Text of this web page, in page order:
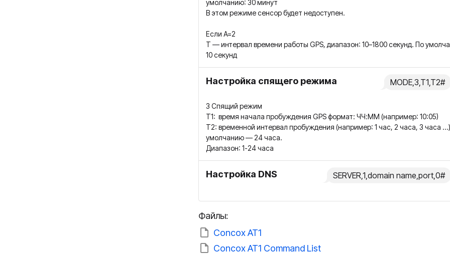
умолчанию: 30 минут
В этом режиме сенсор будет недоступен.
Если A=2
T — интервал времени работы GPS, диапазон: 10–1800 секунд. По
10 секунд
Настройка спящего режима MODE,3,T1,T2#
3 Спящий режим
T1: время начала пробуждения GPS формат: ЧЧ:ММ (например: 10:05)
T2: временной интервал пробуждения (например: 1 час, 2 часа, 3 часа
умолчанию — 24 часа.
Диапазон: 1-24 часа
Настройка DNS SERVER,1,domain name,port,0#
Файлы:
Concox AT1
Concox AT1 Command List